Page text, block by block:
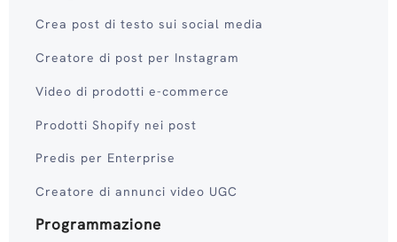
Crea post di testo sui social media
Creatore di post per Instagram
Video di prodotti e-commerce
Prodotti Shopify nei post
Predis per Enterprise
Creatore di annunci video UGC
Programmazione